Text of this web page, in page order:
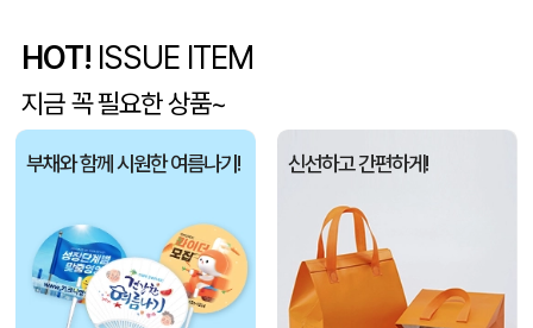
신OO 폴리고무밴드담요 (100*75cm)
김OO [프롬네이쳐] 친환경 커피가루 우디 핸들 텀블러 750ml
여OO 모두애 LED 키캡 키링 굿즈
HOT! ISSUE ITEM
지금 꼭 필요한 상품~
부채와 함께 시원한 여름나기! 신선하고 간편하게!